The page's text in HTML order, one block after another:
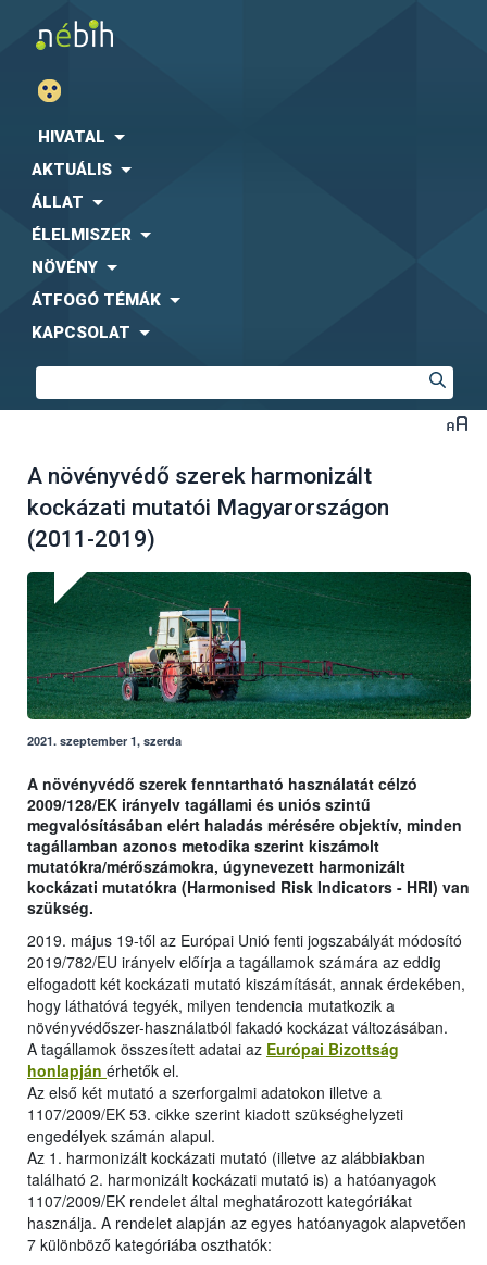
HIVATAL
AKTUÁLIS
ÁLLAT
ÉLELMISZER
NÖVÉNY
ÁTFOGÓ TÉMÁK
KAPCSOLAT
A növényvédő szerek harmonizált
kockázati mutatói Magyarországon
(2011-2019)
2021. szeptember 1, szerda
A növényvédő szerek fenntartható használatát célzó
2009/128/EK irányelv tagállami és uniós szintű
megvalósításában elért haladás mérésére objektív, minden
tagállamban azonos metodika szerint kiszámolt
mutatókra/mérőszámokra, úgynevezett harmonizált
kockázati mutatókra (Harmonised Risk Indicators - HRI) van
szükség.
2019. május 19-től az Európai Unió fenti jogszabályát módosító
2019/782/EU irányelv előírja a tagállamok számára az eddig
elfogadott két kockázati mutató kiszámítását, annak érdekében,
hogy láthatóvá tegyék, milyen tendencia mutatkozik a
növényvédőszer-használatból fakadó kockázat változásában.
A tagállamok összesített adatai az Európai Bizottság
honlapján érhetők el.
Az első két mutató a szerforgalmi adatokon illetve a
1107/2009/EK 53. cikke szerint kiadott szükséghelyzeti
engedélyek számán alapul.
Az 1. harmonizált kockázati mutató (illetve az alábbiakban
található 2. harmonizált kockázati mutató is) a hatóanyagok
1107/2009/EK rendelet által meghatározott kategóriákat
használja. A rendelet alapján az egyes hatóanyagok alapvetően
7 különböző kategóriába oszthatók: